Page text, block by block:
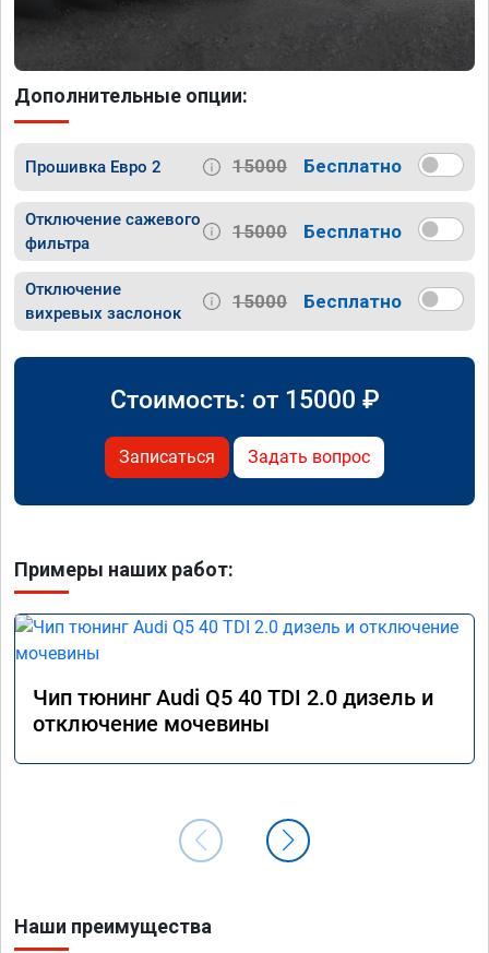
Дополнительные опции:
Прошивка Евро 2 15000 Бесплатно
Отключение сажевого
фильтра
15000 Бесплатно
Отключение
вихревых заслонок
15000 Бесплатно
Стоимость: от 15000 ₽
Записаться Задать вопрос
Примеры наших работ:
Чип тюнинг Audi Q5 40 TDI 2.0 дизель и
отключение мочевины
Наши преимущества